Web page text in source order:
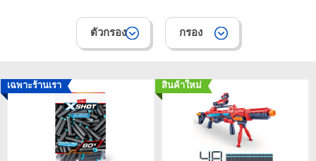
กิจกรรมกลางแจ้งและกีฬา
อุปกรณ์แต่งตัวและการสวมบทบาท
ของเล่นนุ่มนิ่ม
Disney ดิสนีย์
Hot Wheels ฮ็อตวีลส์
ตัวกรอง กรอง
เฉพาะร้านเรา สินค้าใหม่